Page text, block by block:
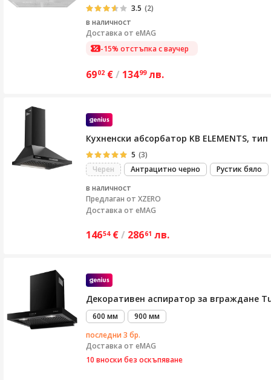
3.5 (2)
в наличност
Доставка от eMAG
-15% отстъпка с ваучер
6902 €/ 13499 лв.
Кухненски абсорбатор KB ELEMENTS,
5 (3)
Черен
Антрацитно черно
Рустик бяло
в наличност
Предлаган от XZERO
Доставка от eMAG
14654 €/ 28661 лв.
Декоративен аспиратор за вграждане
600 мм
900 мм
последни 3 бр.
Доставка от eMAG
10 вноски без оскъпяване